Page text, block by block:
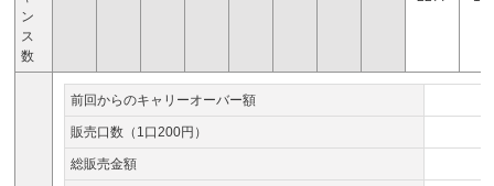
ン
ス
数
前回からのキャリーオーバー額
販売口数（1口200円）
総販売金額